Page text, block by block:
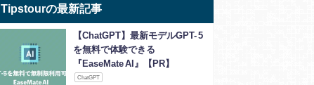
Tipstourの最新記事
【ChatGPT】最新モデルGPT- 5
を無料で体験できる
『EaseMate AI』【PR】
ChatGPT